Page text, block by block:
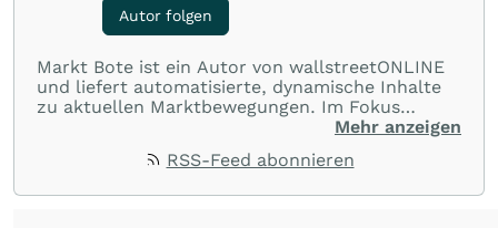
Autor folgen
Markt Bote ist ein Autor von wallstreetONLINE
und liefert automatisierte, dynamische Inhalte
zu aktuellen Marktbewegungen. Im Fokus
stehen Tops und Flops, Branchentrends und
Rohstoffe oder Krypto – die Beiträge sind kurz,
Mehr anzeigen
RSS-Feed abonnieren